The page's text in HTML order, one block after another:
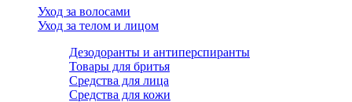
Уход за волосами
Уход за телом и лицом
Дезодоранты и антиперспиранты
Товары для бритья
Средства для лица
Средства для кожи